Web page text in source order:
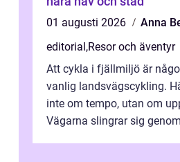
01 augusti 2026
Anna
editorial,Resor och äventyr
Att cykla i fjällmiljö är
vanlig landsvägscykling.
inte om tempo, utan om
Vägarna slingrar sig